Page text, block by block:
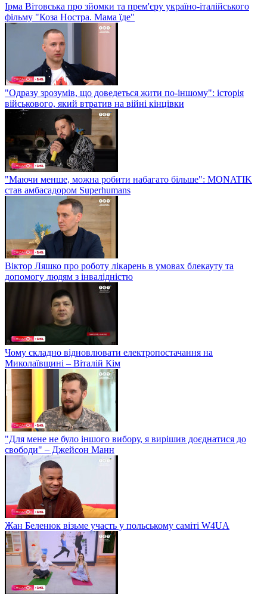
Ірма Вітовська про зйомки та прем'єру україно-італійського
фільму "Коза Ностра. Мама їде"
"Одразу зрозумів, що доведеться жити по-іншому": історія
військового, який втратив на війні кінцівки
"Маючи менше, можна робити набагато більше": MONATIK
став амбасадором Superhumans
Віктор Ляшко про роботу лікарень в умовах блекауту та
допомогу людям з інвалідністю
Чому складно відновлювати електропостачання на
Миколаївщині – Віталій Кім
"Для мене не було іншого вибору, я вирішив доєднатися до
свободи" – Джейсон Манн
Жан Беленюк візьме участь у польському саміті W4UA